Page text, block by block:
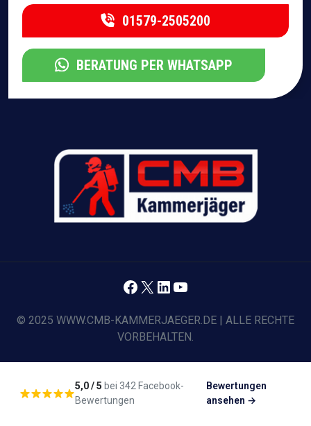
01579-2505200
BERATUNG PER WHATSAPP
© 2025 WWW.CMB-KAMMERJAEGER.DE | ALLE RECHTE
VORBEHALTEN.
Facebook
X LinkedIn
YouTube
5,0 / 5 bei 342 Facebook-
Bewertungen
Bewertungen
ansehen →